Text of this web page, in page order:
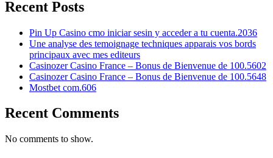
Recent Posts
Pin Up Casino cmo iniciar sesin y acceder a tu cuenta.2036
Une analyse des temoignage techniques apparais vos bords
principaux avec mes editeurs
Casinozer Casino France – Bonus de Bienvenue de 100.5602
Casinozer Casino France – Bonus de Bienvenue de 100.5648
Mostbet com.606
Recent Comments
No comments to show.